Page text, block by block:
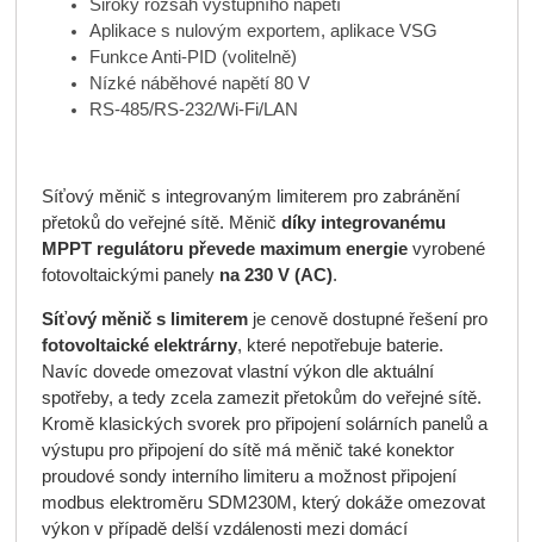
Široký rozsah výstupního napětí
Aplikace s nulovým exportem, aplikace VSG
Funkce Anti-PID (volitelně)
Nízké náběhové napětí 80 V
RS-485/RS-232/Wi-Fi/LAN
Síťový měnič s integrovaným limiterem pro zabránění
přetoků do veřejné sítě. Měnič díky integrovanému
MPPT regulátoru převede maximum energievyrobené
fotovoltaickými panely na 230 V (AC).
Síťový měnič s limiteremje cenově dostupné řešení pro
fotovoltaické elektrárny, které nepotřebuje baterie.
Navíc dovede omezovat vlastní výkon dle aktuální
spotřeby, a tedy zcela zamezit přetokům do veřejné sítě.
Kromě klasických svorek pro připojení solárních panelů a
výstupu pro připojení do sítě má měnič také konektor
proudové sondy interního limiteru a možnost připojení
modbus elektroměru SDM230M, který dokáže omezovat
výkon v případě delší vzdálenosti mezi domácí